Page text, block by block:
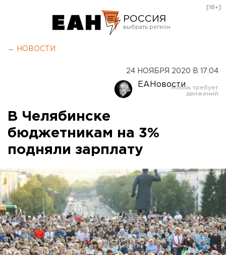
РОССИЯ
Оренбург
[18+]
← НОВОСТИ
24 НОЯБРЯ 2020 В 17:04
ЕАНовости
В Челябинске
бюджетникам на 3%
подняли зарплату